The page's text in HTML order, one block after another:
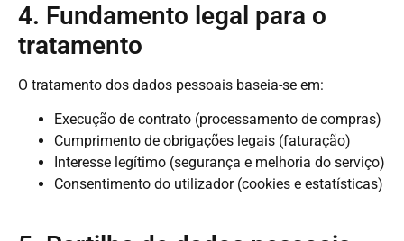
4. Fundamento legal para o
tratamento
O tratamento dos dados pessoais baseia-se em:
Execução de contrato (processamento de compras)
Cumprimento de obrigações legais (faturação)
Interesse legítimo (segurança e melhoria do serviço)
Consentimento do utilizador (cookies e estatísticas)